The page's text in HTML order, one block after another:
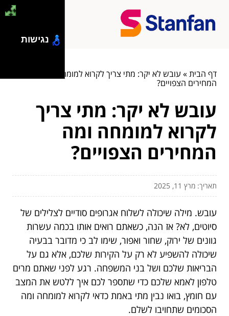
דף הבית» עובש לא יקר: מתי צריך לקרוא למומחה ומה
המחירים הצפויים?
עובש לא יקר: מתי צריך
לקרוא למומחה ומה
המחירים הצפויים?
תאריך: מרץ 11, 2025
עובש. מילה שיכולה לשלוח אגרופים סודיים לצלילים של
סיוטים, לא? אז הנה, כשאתם רואים אותו בכמה עשרות
גוונים של ירוק, שחור ואפור, שימו לב כי מדובר בבעיה
שיכולה להשפיע לא רק על הקירות שלכם, אלא גם על
הבריאות שלכם ושל בני המשפחה. רגע לפני שאתם מרים
טלפון לאמא שלכם כדי שתספר לכם איך ללטש את המצב
עם חומץ, בואו נבין מתי באמת כדאי לקרוא למומחה ומה
הסכומים שתחויבו לשלם.
נגישות